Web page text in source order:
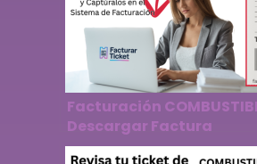
Facturación
Descargar Factura